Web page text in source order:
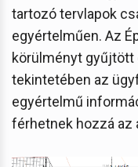
tartozó tervlapok
egyértelműen. Az
körülményt gyűjtött
tekintetében az
egyértelmű
férhetnek hozzá az